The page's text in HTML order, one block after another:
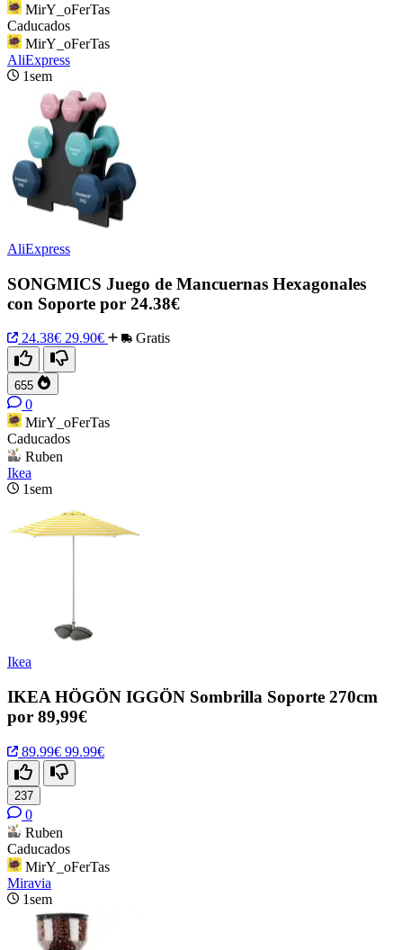
MirY_oFerTas
Caducados
MirY_oFerTas
AliExpress
1sem
AliExpress
SONGMICS Juego de Mancuernas Hexagonales
con Soporte por 24.38€
24.38€ 29.90€ Gratis
655
0
MirY_oFerTas
Caducados
Ruben
Ikea
1sem
Ikea
IKEA HÖGÖN IGGÖN Sombrilla Soporte 270cm
por 89,99€
89.99€ 99.99€
237
0
Ruben
Caducados
MirY_oFerTas
Miravia
1sem